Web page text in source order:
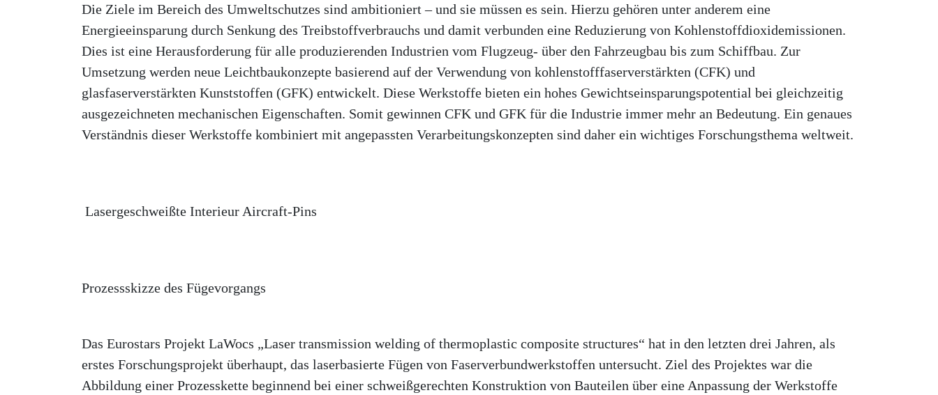
Die Ziele im Bereich des Umweltschutzes sind ambitioniert – und sie müssen es sein. Hierzu gehören unter anderem eine
Energieeinsparung durch Senkung des Treibstoffverbrauchs und damit verbunden eine Reduzierung von Kohlenstoffdioxidemissionen.
Dies ist eine Herausforderung für alle produzierenden Industrien vom Flugzeug- über den Fahrzeugbau bis zum Schiffbau. Zur
Umsetzung werden neue Leichtbaukonzepte basierend auf der Verwendung von kohlenstofffaserverstärkten (CFK) und
glasfaserverstärkten Kunststoffen (GFK) entwickelt. Diese Werkstoffe bieten ein hohes Gewichtseinsparungspotential bei gleichzeitig
ausgezeichneten mechanischen Eigenschaften. Somit gewinnen CFK und GFK für die Industrie immer mehr an Bedeutung. Ein genaues
Verständnis dieser Werkstoffe kombiniert mit angepassten Verarbeitungskonzepten sind daher ein wichtiges Forschungsthema weltweit.
Lasergeschweißte Interieur Aircraft-Pins
Prozessskizze des Fügevorgangs
Das Eurostars Projekt LaWocs „Laser transmission welding of thermoplastic composite structures“ hat in den letzten drei Jahren, als
erstes Forschungsprojekt überhaupt, das laserbasierte Fügen von Faserverbundwerkstoffen untersucht. Ziel des Projektes war die
Abbildung einer Prozesskette beginnend bei einer schweißgerechten Konstruktion von Bauteilen über eine Anpassung der Werkstoffe